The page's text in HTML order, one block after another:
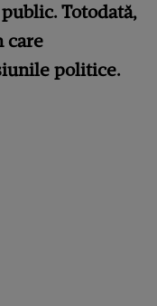
Totodată,
care
politice.